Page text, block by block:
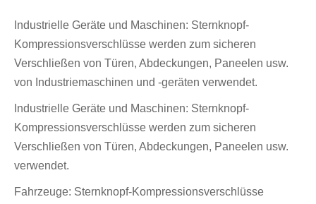
Industrielle Geräte und Maschinen: Sternknopf-
Kompressionsverschlüsse werden zum sicheren
Verschließen von Türen, Abdeckungen, Paneelen usw.
von Industriemaschinen und -geräten verwendet.
Industrielle Geräte und Maschinen: Sternknopf-
Kompressionsverschlüsse werden zum sicheren
Verschließen von Türen, Abdeckungen, Paneelen usw.
verwendet.
Fahrzeuge: Sternknopf-Kompressionsverschlüsse